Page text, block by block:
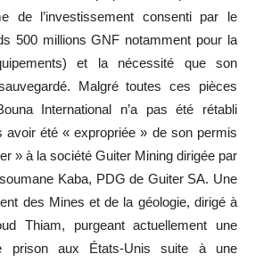
de l’investissement consenti par le
500 millions GNF notamment pour la
et la nécessité que son
Malgré toutes ces pièces
International n’a pas été rétabli
avoir été « expropriée » de son permis
» à la société Guiter Mining dirigée par
Kaba, PDG de Guiter SA. Une
des Mines et de la géologie, dirigé à
Thiam, purgeant actuellement une
aux États-Unis suite à une